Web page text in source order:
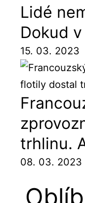
Lidé
Dokud
15. 03. 2023
trhlinu.
08. 03. 2023